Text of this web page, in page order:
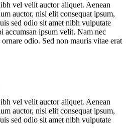
vel velit auctor aliquet. Aenean
auctor, nisi elit consequat ipsum,
sed odio sit amet nibh vulputate
accumsan ipsum velit. Nam nec
odio. Sed non mauris vitae erat
vel velit auctor aliquet. Aenean
auctor, nisi elit consequat ipsum,
sed odio sit amet nibh vulputate